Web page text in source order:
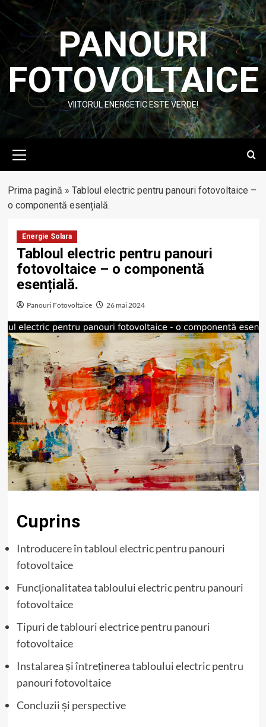
Skip
to
content
PANOURI
FOTOVOLTAICE
VIITORUL ENERGETIC ESTE VERDE!
Menu
Prima pagină » Tabloul electric pentru panouri fotovoltaice –
o componentă esențială.
Energie Solara
Tabloul electric pentru panouri
fotovoltaice – o componentă
esențială.
Panouri Fotovoltaice 26 mai 2024
Cuprins
Introducere în tabloul electric pentru panouri
fotovoltaice
Funcționalitatea tabloului electric pentru panouri
fotovoltaice
Tipuri de tablouri electrice pentru panouri
fotovoltaice
Instalarea și întreținerea tabloului electric pentru
panouri fotovoltaice
Concluzii și perspective